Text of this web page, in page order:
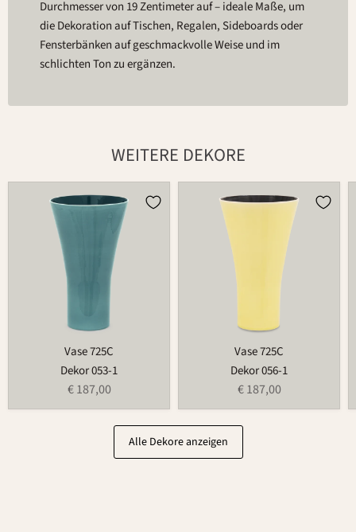
Durchmesser von 19 Zentimeter auf – ideale Maße, um
die Dekoration auf Tischen, Regalen, Sideboards oder
Fensterbänken auf geschmackvolle Weise und im
schlichten Ton zu ergänzen.
WEITERE DEKORE
Vase 725C
Dekor 053-1
€ 187,00
Vase 725C
Dekor 056-1
€ 187,00
Alle Dekore anzeigen